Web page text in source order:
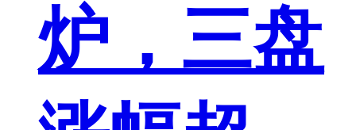
炉，三盘